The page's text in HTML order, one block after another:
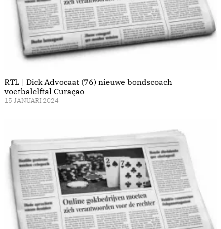
RTL | Dick Advocaat (76) nieuwe bondscoach
voetbalelftal Curaçao
15 JANUARI 2024